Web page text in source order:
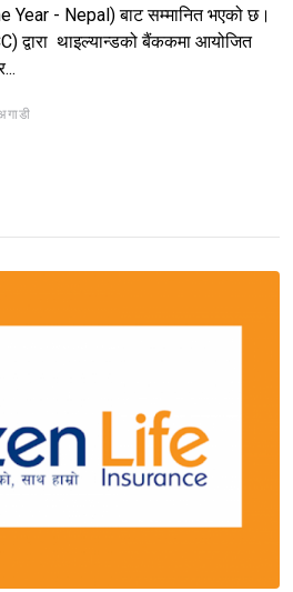
- Nepal) बाट सम्मानित भएको छ।
द्वारा थाइल्यान्डको बैंककमा आयोजित